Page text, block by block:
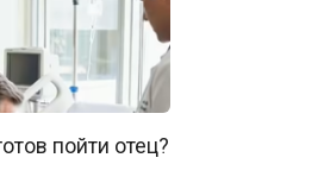
пойти отец?